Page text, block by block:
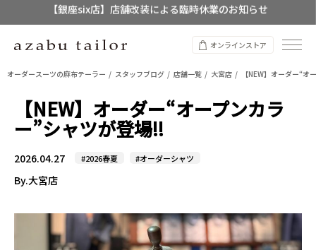
【店舗限定】レディースオーダースーツ
8/12~8/16 夏季休業のお知らせ
オンラインストア
オーダースーツの麻布テーラー スタッフブログ 店舗一覧 大宮店 【NEW】オーダー“オ
【NEW】オーダー“オープンカラ
ー”シャツが登場!!
2026.04.27 #2026春夏 #オーダーシャツ
By.大宮店